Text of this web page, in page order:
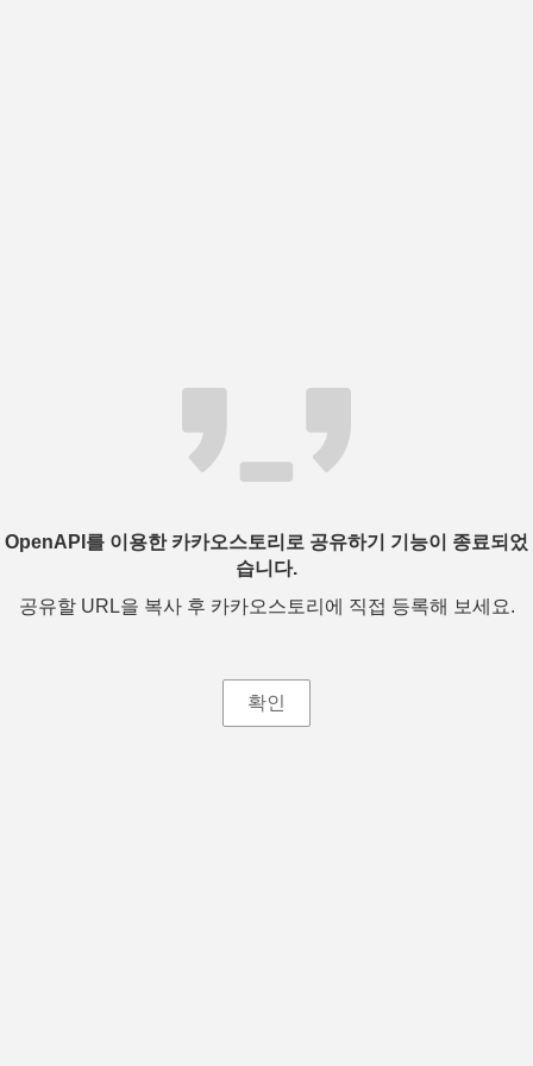
OpenAPI를 이용한 카카오스토리로 공유하기 기능이 종료되었
습니다.
공유할 URL을 복사 후 카카오스토리에 직접 등록해 보세요.
확인